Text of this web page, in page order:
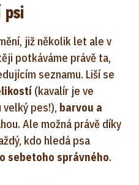
psi
již několik let ale v
potkáváme právě ta,
seznamu. Liší se
(kavalír je ve
velký pes!), barvou a
Ale možná právě díky
kdo hledá psa
sebetoho správného.